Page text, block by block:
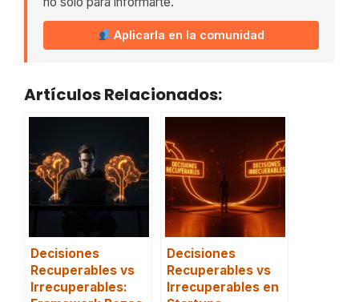
Aplicarla en la comunidad
Artículos Relacionados:
Decisiones
Recuperables vs
Irrecuperables:
Decisiones
Recuperables vs
Irrecuperables en